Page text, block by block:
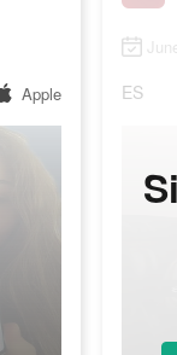
Apple ES